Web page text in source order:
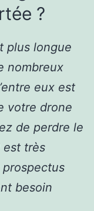
?
plus longue
nombreux
eux est
votre drone
de perdre le
est très
besoin